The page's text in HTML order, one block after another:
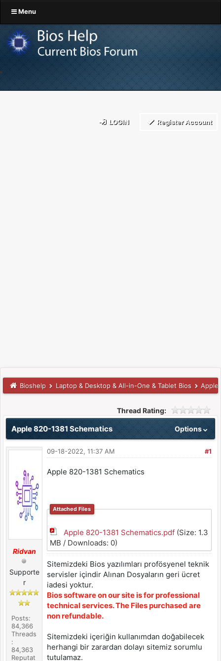
Menu
LOGIN Register Account
Bioshelp Laptop & Desktop & All-in-One & Tablet Bios Apple
Thread Rating:
Options
Apple 820-1381 Schematics
Ridvan
Supporte
r
Posts:
84,366
Threads
:
84,363
Reputat
#1
09-18-2022, 11:37 AM
Apple 820-1381 Schematics
Attached Files
Apple 820-1381 Schematics.pdf(Size: 1.3
MB / Downloads: 0)
Sitemizdeki Bios yazılımları profösyenel teknik
servisler içindir Alınan Dosyaların geri ücret
iadesi yoktur.
Bios software on our site is for professional
technical services. The Files purchased are
non refundable.
Sitemizdeki içeriğin kullanımdan doğabilecek
herhangi bir zarardan dolayı sitemiz sorumlu
tutulamaz.